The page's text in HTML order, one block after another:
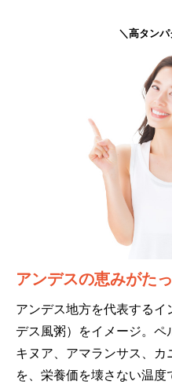
＼高タン
アンデスの恵みがたっ
アンデス地方を代表する
デス風粥）をイメージ。ペ
キヌア、アマランサス、
を、栄養価を壊さない温度